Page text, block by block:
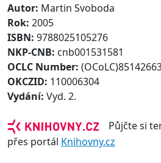
Autor: Martin Svoboda
Rok: 2005
ISBN: 9788025105276
NKP-CNB: cnb001531581
OCLC Number:
OKCZID: 110006304
Vydání: Vyd. 2.
Půjčte si
přes portál Knihovny.cz